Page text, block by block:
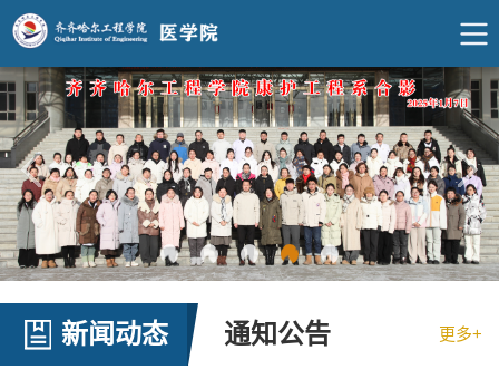
新闻动态 通知公告 更多+